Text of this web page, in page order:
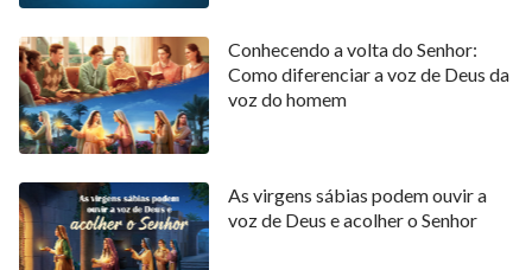
Conhecendo a volta do Senhor:
Como diferenciar a voz de Deus da
voz do homem
As virgens sábias podem ouvir a
voz de Deus e acolher o Senhor